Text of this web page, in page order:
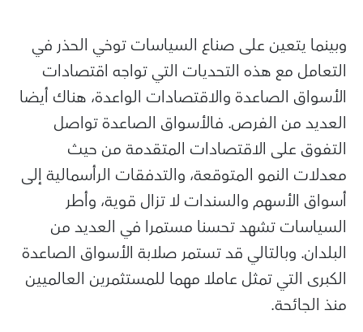
وبينما يتعين على صناع السياسات توخي الحذر في
التعامل مع هذه التحديات التي تواجه اقتصادات
الأسواق الصاعدة والاقتصادات الواعدة، هناك أيضا
العديد من الفرص. فالأسواق الصاعدة تواصل
التفوق على الاقتصادات المتقدمة من حيث
معدلات النمو المتوقعة، والتدفقات الرأسمالية إلى
أسواق الأسهم والسندات لا تزال قوية، وأطر
السياسات تشهد تحسنا مستمرا في العديد من
البلدان. وبالتالي قد تستمر صلابة الأسواق الصاعدة
الكبرى التي تمثل عاملا مهما للمستثمرين العالميين
منذ الجائحة.